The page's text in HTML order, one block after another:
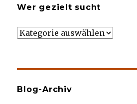
Wer gezielt sucht
Wer
Blog-Archiv